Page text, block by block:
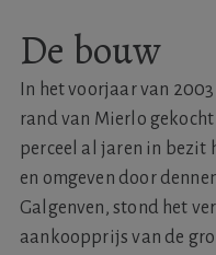
De bouw
In het voorjaar van
rand van Mierlo
perceel al jaren in bezit
en omgeven door
Galgenven, stond het
aankoopprijs van de